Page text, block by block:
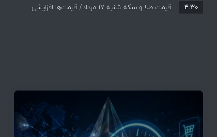
قیمت + جدول و جزئیات
قیمت طلا و سکه شنبه 17 مرداد/ قیمت‌ها افزایشی
۴:۳۰